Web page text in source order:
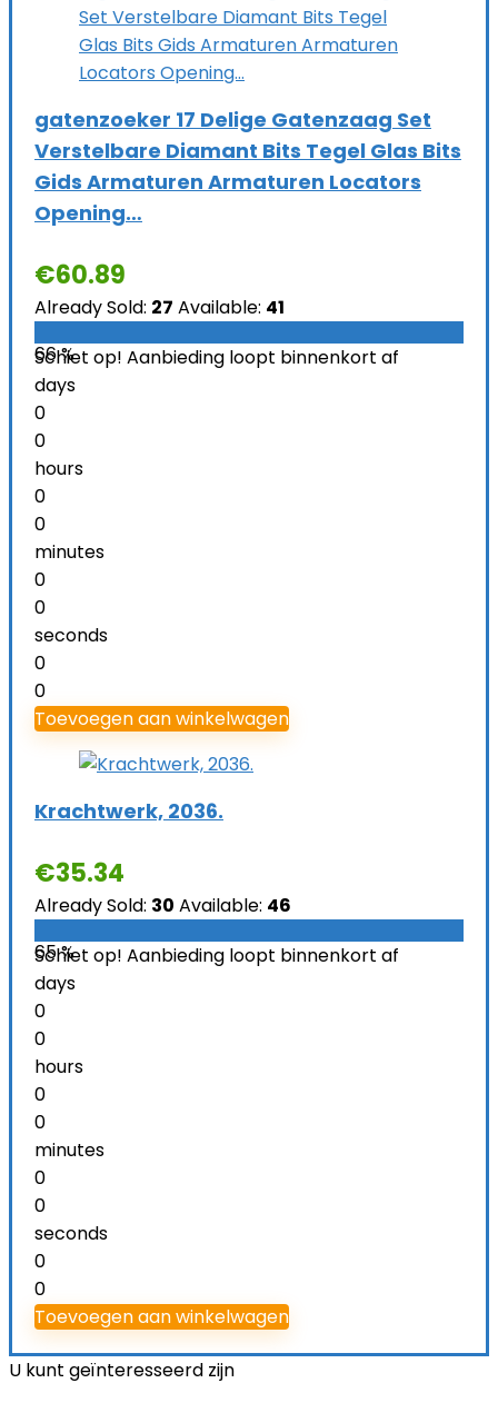
gatenzoeker 17 Delige Gatenzaag Set
Verstelbare Diamant Bits Tegel Glas Bits
Gids Armaturen Armaturen Locators
Opening…
€60.89
Already Sold: 27 Available: 41
66 %
Schiet op! Aanbieding loopt binnenkort af
days
0
0
hours
0
0
minutes
0
0
seconds
0
0
Toevoegen aan winkelwagen
Krachtwerk, 2036.
€35.34
Already Sold: 30 Available: 46
65 %
Schiet op! Aanbieding loopt binnenkort af
days
0
0
hours
0
0
minutes
0
0
seconds
0
0
Toevoegen aan winkelwagen
U kunt geïnteresseerd zijn